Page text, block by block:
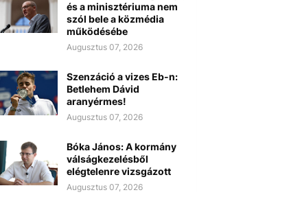
és a minisztériuma nem
szól bele a közmédia
működésébe
Augusztus 07, 2026
Szenzáció a vizes Eb-n:
Betlehem Dávid
aranyérmes!
Augusztus 07, 2026
Bóka János: A kormány
válságkezelésből
elégtelenre vizsgázott
Augusztus 07, 2026